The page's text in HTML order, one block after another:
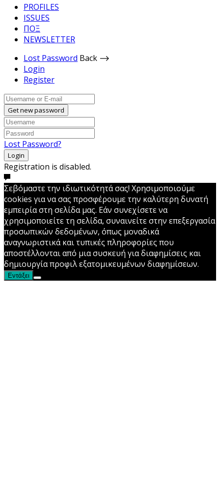
PROFILES
ISSUES
ΠΟΞ
NEWSLETTER
Lost Password Back ⟶
Login
Register
Get new password
Lost Password?
Login
Registration is disabled.
Σεβόμαστε την ιδιωτικότητά σας! Χρησιμοποιούμε
cookies για να σας προσφέρουμε την καλύτερη δυνατή
εμπειρία στη σελίδα μας. Εάν συνεχίσετε να
χρησιμοποιείτε τη σελίδα, συναινείτε στην επεξεργασία
προσωπικών δεδομένων, όπως μοναδικά
αναγνωριστικά και τυπικές πληροφορίες που
αποστέλλονται από μια συσκευή για διαφημίσεις και
δημιουργία προφιλ εξατομικευμένων διαφημίσεων.
Εντάξει